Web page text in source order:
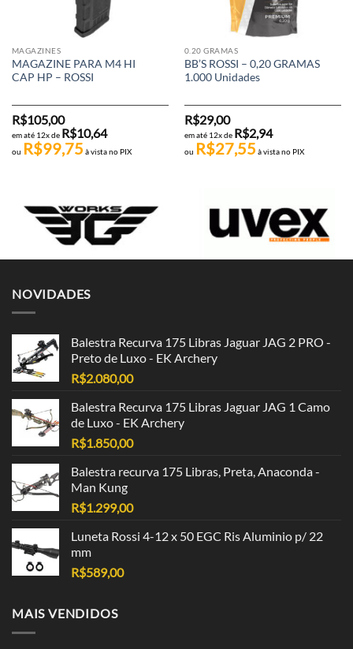
MAGAZINES
MAGAZINE PARA M4 HI
CAP HP – ROSSI
R$105,00
em até 12x de R$10,64
ou R$99,75 à vista no PIX
0.20 GRAMAS
BB’S ROSSI – 0,20 GRAMAS
1.000 Unidades
R$29,00
em até 12x de R$2,94
ou R$27,55 à vista no PIX
NOVIDADES
Balestra Recurva 175 Libras Jaguar JAG 2 PRO -
Preto de Luxo - EK Archery
R$2.080,00
Balestra Recurva 175 Libras Jaguar JAG 1 Camo
de Luxo - EK Archery
R$1.850,00
Balestra recurva 175 Libras, Preta, Anaconda -
Man Kung
R$1.299,00
Luneta Rossi 4-12 x 50 EGC Ris Aluminio p/ 22
mm
R$589,00
MAIS VENDIDOS